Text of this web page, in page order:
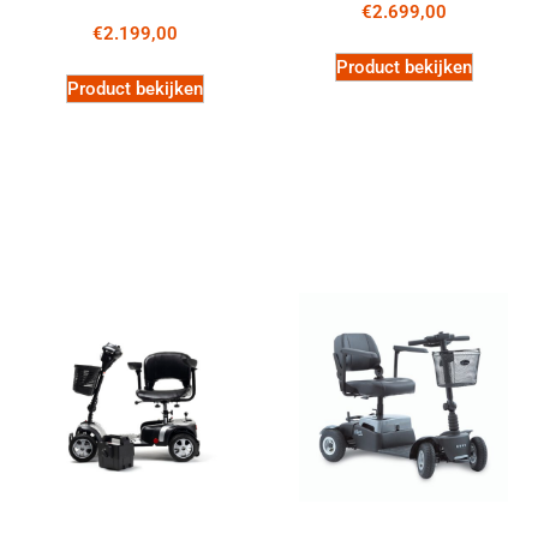
€2.199,00
Product bekijken
€2.699,00
Product bekijken